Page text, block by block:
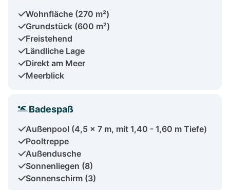
Wohnfläche (270 m²)
Grundstück (600 m²)
Freistehend
Ländliche Lage
Direkt am Meer
Meerblick
Badespaß
Außenpool (4,5 x 7 m, mit 1,40 - 1,60 m Tiefe)
Pooltreppe
Außendusche
Sonnenliegen (8)
Sonnenschirm (3)